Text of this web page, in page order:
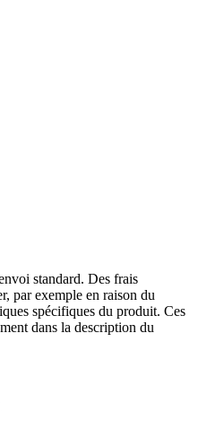
standard. Des frais
par exemple en raison du
spécifiques du produit. Ces
dans la description du